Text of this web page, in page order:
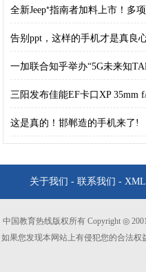
全新Jeep⁺指南者加料上市！多
告别ppt，这样的手机才是真良
一加联合知乎举办“5G未来知
三阳发布佳能EF卡口XP 35mm
这是真的！邯郸造的手机来了!
关于我们 - 联系我们 -
中国教育热线版权所有 Copyright ◎
如果您发现本网站上有侵犯您的合法权